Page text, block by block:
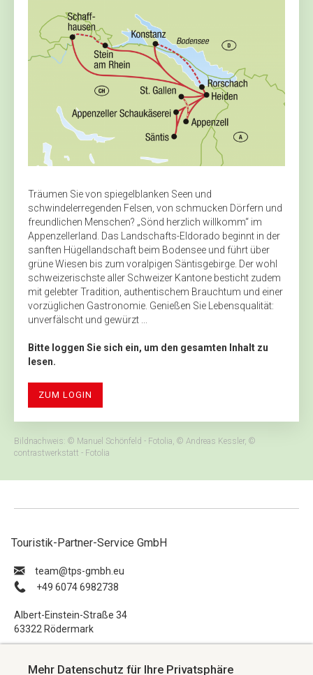
Träumen Sie von spiegelblanken Seen und
schwindelerregenden Felsen, von schmucken Dörfern und
freundlichen Menschen? „Sönd herzlich willkomm“ im
Appenzellerland. Das Landschafts-Eldorado beginnt in der
sanften Hügellandschaft beim Bodensee und führt über
grüne Wiesen bis zum voralpigen Säntisgebirge. Der wohl
schweizerischste aller Schweizer Kantone besticht zudem
mit gelebter Tradition, authentischem Brauchtum und einer
vorzüglichen Gastronomie. Genießen Sie Lebensqualität:
unverfälscht und gewürzt ...
Bitte loggen Sie sich ein, um den gesamten Inhalt zu
lesen.
ZUM LOGIN
Bildnachweis: © Manuel Schönfeld - Fotolia, © Andreas Kessler, ©
contrastwerkstatt - Fotolia
Touristik-Partner-Service GmbH
ue.hbmg-spt@maet
+49 6074 6982738
Albert-Einstein-Straße 34
63322 Rödermark
Impressum
Mehr Datenschutz für Ihre Privatsphäre